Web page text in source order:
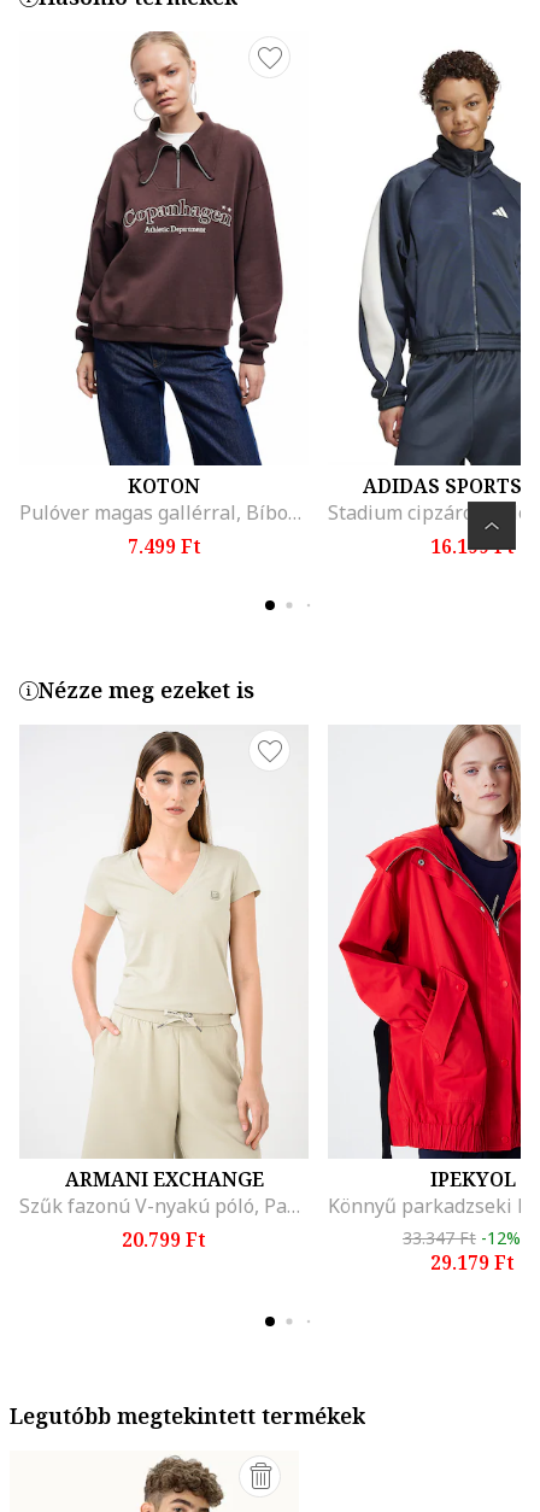
KOTON
Pulóver magas gallérral, Bíborszín
7.499 Ft
ADIDAS
16.199 Ft
Nézze meg ezeket is
ARMANI EXCHANGE
Szűk fazonú V-nyakú póló, Pasztellzöld
20.799 Ft
IPEKYOL
33.347 Ft -12%
29.179 Ft
Legutóbb megtekintett termékek